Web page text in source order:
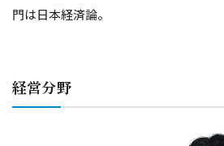
門は日本経済論。
経営分野